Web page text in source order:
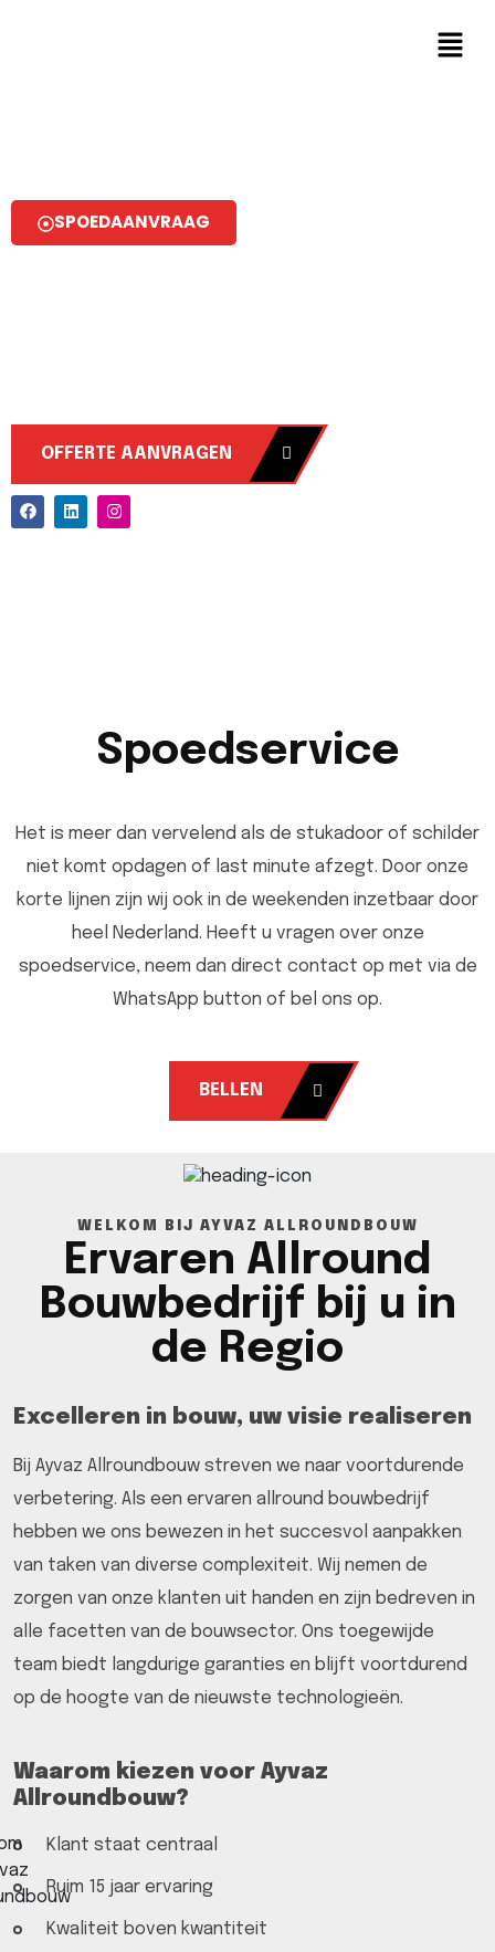
SPOEDAANVRAAG
OFFERTE AANVRAGEN
Spoedservice
Het is meer dan vervelend als de stukadoor of schilder
niet komt opdagen of last minute afzegt. Door onze
korte lijnen zijn wij ook in de weekenden inzetbaar door
heel Nederland. Heeft u vragen over onze
spoedservice, neem dan direct contact op met via de
WhatsApp button of bel ons op.
BELLEN
WELKOM BIJ AYVAZ ALLROUNDBOUW
Ervaren Allround
Bouwbedrijf bij u in
de Regio
Excelleren in bouw, uw visie realiseren
Bij Ayvaz Allroundbouw streven we naar voortdurende
verbetering. Als een ervaren allround bouwbedrijf
hebben we ons bewezen in het succesvol aanpakken
van taken van diverse complexiteit. Wij nemen de
zorgen van onze klanten uit handen en zijn bedreven in
alle facetten van de bouwsector. Ons toegewijde
team biedt langdurige garanties en blijft voortdurend
op de hoogte van de nieuwste technologieën.
Waarom kiezen voor Ayvaz
Allroundbouw?
Klant staat centraal
Ruim 15 jaar ervaring
Kwaliteit boven kwantiteit